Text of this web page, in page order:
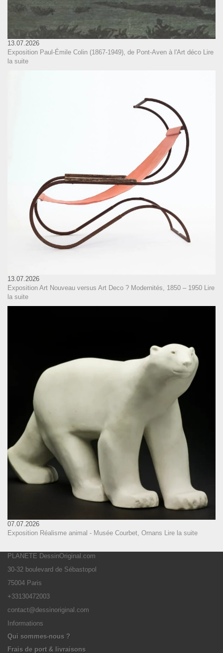
13.07.2026
Exposition Paul-Émile Colin (1867-1949), de Pont-Aven à l'Art déco
Lire
la suite
13.07.2026
Exposition Art Nouveau versus Art Deco ? Modernités, 1850 – 1950 Lire
la suite
07.07.2026
Exposition Réalisme animal - Musée Courbet, Ornans Lire la suite
PLANETE DessinOriginal.com
30-32 boulevard de Sébastopol
75004 Paris
+33130472003
contact@dessinoriginal.com
Informations
Qui sommes-nous ?
Frais de port & livraisons